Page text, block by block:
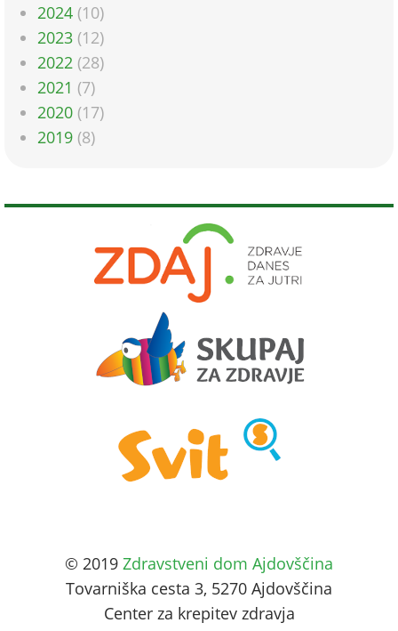
2024(10)
2023(12)
2022(28)
2021 (7)
2020(17)
2019(8)
© 2019 Zdravstveni dom Ajdovščina
Tovarniška cesta 3, 5270 Ajdovščina
Center za krepitev zdravja